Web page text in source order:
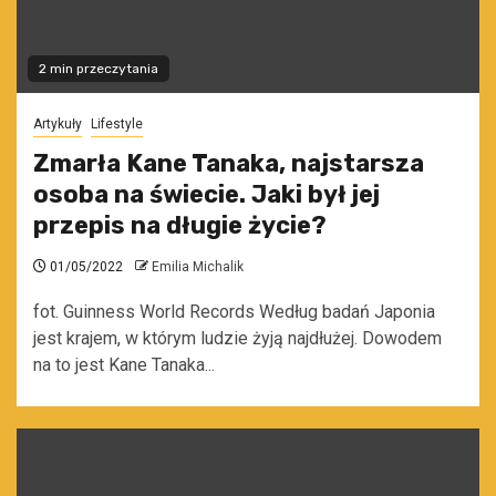
2 min przeczytania
Artykuły Lifestyle
Zmarła Kane Tanaka, najstarsza
osoba na świecie. Jaki był jej
przepis na długie życie?
01/05/2022 Emilia Michalik
fot. Guinness World Records Według badań Japonia
jest krajem, w którym ludzie żyją najdłużej. Dowodem
na to jest Kane Tanaka...